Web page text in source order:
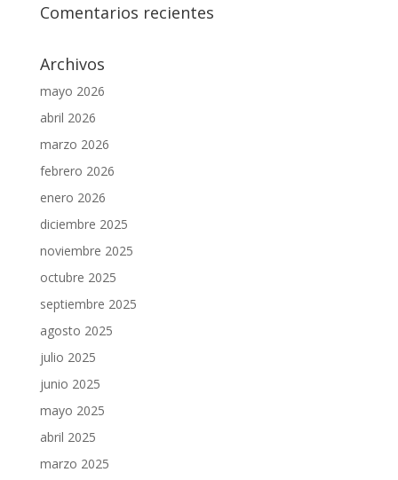
Comentarios recientes
Archivos
mayo 2026
abril 2026
marzo 2026
febrero 2026
enero 2026
diciembre 2025
noviembre 2025
octubre 2025
septiembre 2025
agosto 2025
julio 2025
junio 2025
mayo 2025
abril 2025
marzo 2025